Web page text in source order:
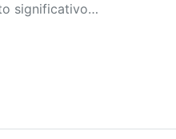
significativo…